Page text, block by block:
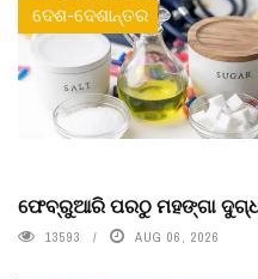
ଦେଶ-ଦେଶାନ୍ତର
ଫେବ୍ରୁଆରି ପରଠୁ ମହଙ୍ଗା
13593 AUG 06, 2026